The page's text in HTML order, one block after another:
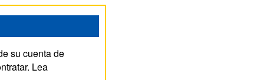
su cuenta de
Lea